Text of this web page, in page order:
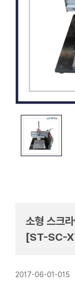
소형 스크
[ST-SC-
2017-06-01-015